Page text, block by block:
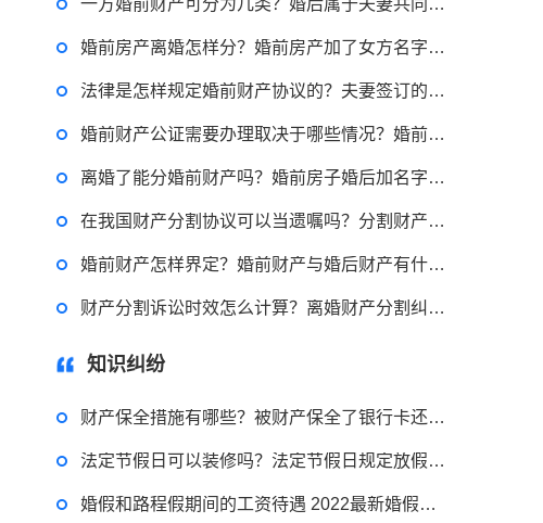
一方婚前财产可分为几类？婚后属于夫妻共同财产的有哪些？
婚前房产离婚怎样分？婚前房产加了女方名字算共同财产吗？
法律是怎样规定婚前财产协议的？夫妻签订的婚前财产协议有用吗？
婚前财产公证需要办理取决于哪些情况？婚前财产公证手续需要多久？
离婚了能分婚前财产吗？婚前房子婚后加名字算共同财产吗？
在我国财产分割协议可以当遗嘱吗？分割财产协议书内容有什么？
婚前财产怎样界定？婚前财产与婚后财产有什么区别？
财产分割诉讼时效怎么计算？离婚财产分割纠纷官司诉讼有哪些程序？
知识纠纷
财产保全措施有哪些？被财产保全了银行卡还能用吗？
法定节假日可以装修吗？法定节假日规定放假天数是多少天？
婚假和路程假期间的工资待遇 2022最新婚假国家规定内容是什么？
申请无抵押贷款的方式有哪些？北京企业无抵押贷款如何申请？
小额担保贷款有什么用途？哪些项目属于微利项目？什么是小额担保贷款？